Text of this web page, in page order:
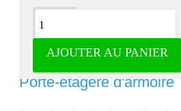
AJOUTER AU PANIER
Description
porte-étagère d'armoire
Porte-étagère d'armoire